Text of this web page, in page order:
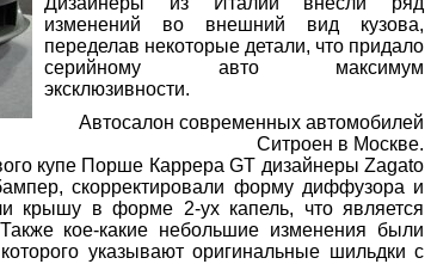
изменений во внешний вид кузова,
переделав некоторые детали, что придало
серийному авто максимум
эксклюзивности.
Автосалон современных автомобилей
Ситроен в Москве.
купе Порше Каррера GT дизайнеры Zagato
скорректировали форму диффузора и
крышу в форме 2-ух капель, что является
кое-какие небольшие изменения были
указывают оригинальные шильдки с